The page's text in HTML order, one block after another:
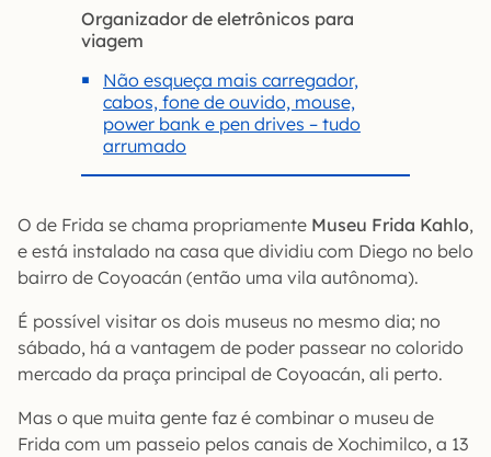
Organizador de eletrônicos para
viagem
Não esqueça mais carregador,
cabos, fone de ouvido, mouse,
power bank e pen drives – tudo
arrumado
O de Frida se chama propriamente Museu Frida Kahlo,
e está instalado na casa que dividiu com Diego no belo
bairro de Coyoacán (então uma vila autônoma).
É possível visitar os dois museus no mesmo dia; no
sábado, há a vantagem de poder passear no colorido
mercado da praça principal de Coyoacán, ali perto.
Mas o que muita gente faz é combinar o museu de
Frida com um passeio pelos canais de Xochimilco, a 13